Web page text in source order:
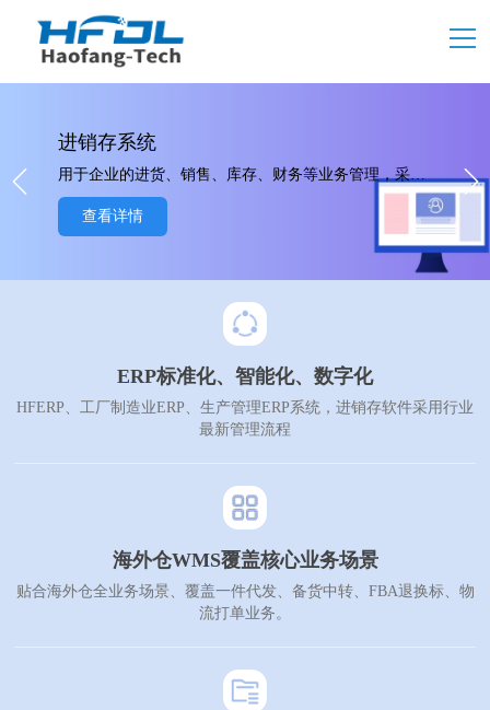
进销存系统
用于企业的进货、销售、库存、财务等业务管理，采用B/S+APP架构，无需安装，一键注册，即可免费使用。
查看详情
ERP标准化、智能化、数字化
HFERP、工厂制造业ERP、生产管理ERP系统，进销存软件采用行业
最新管理流程
海外仓WMS覆盖核心业务场景
贴合海外仓全业务场景、覆盖一件代发、备货中转、FBA退换标、物
流打单业务。